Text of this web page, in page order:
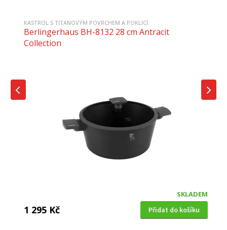
KASTROL S TITANOVÝM POVRCHEM A POKLICÍ
Berlingerhaus BH-8132 28 cm Antracit
Collection
SKLADEM
1 295 Kč Přidat do košíku